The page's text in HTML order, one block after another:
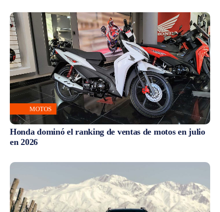
MOTOS
Honda dominó el ranking de ventas de motos en julio
en 2026